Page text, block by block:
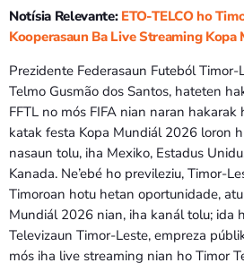
Notísia Relevante: ETO-TELCO ho
Kooperasaun Ba Live Streaming Kopa
Prezidente Federasaun Futeból Timor-
Telmo Gusmão dos Santos, hateten
FFTL no mós FIFA nian naran hakarak
katak festa Kopa Mundiál 2026 loron
nasaun tolu, iha Mexiko, Estadus
Kanada. Ne’ebé ho previleziu, Timor-
Timoroan hotu hetan oportunidade,
Mundiál 2026 nian, iha kanál tolu; ida
Televizaun Timor-Leste, empreza
mós iha live streaming nian ho Timor